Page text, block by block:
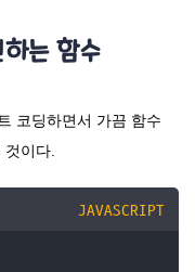
는 함수
코딩하면서 가끔 함수
이다.
JAVASCRIPT